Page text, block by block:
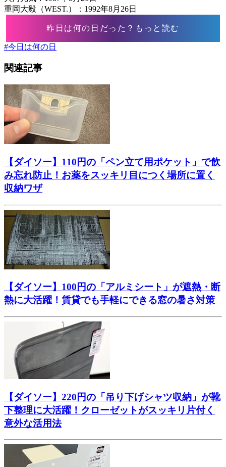
重岡大毅（WEST.）：1992年8月26日
昨日は何の日だった？もっと読む
#今日は何の日
関連記事
【ダイソー】110円の「ペン立て用ポケット」で飲
み忘れ防止！お薬をスッキリ目につく場所に置く
収納ワザ
【ダイソー】100円の「アルミシート」が遮熱・断
熱に大活躍！賃貸でも手軽にできる窓の暑さ対策
【ダイソー】220円の「吊り下げシャツ収納」が靴
下整理に大活躍！クローゼットがスッキリ片付く
意外な活用法